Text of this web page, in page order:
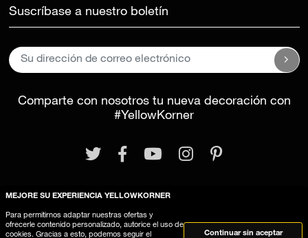
Suscríbase a nuestro boletín
Comparte con nosotros tu nueva decoración con
#YellowKorner
Aviso legalTérminos y Condiciones Generales
MEJORE SU EXPERIENCIA YELLOWKORNER
Para permitirnos adaptar nuestras ofertas y
ofrecerle contenido personalizado, autorice el uso de
cookies. Gracias a esto, podemos seguir el
Continuar sin aceptar